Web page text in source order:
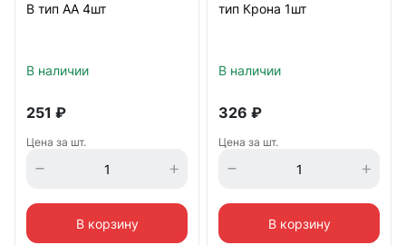
В тип АА 4шт
В наличии
251 ₽
Цена за шт.
В корзину
тип Крона 1шт
В наличии
326 ₽
Цена за шт.
В корзину